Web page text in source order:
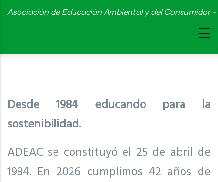
Skip
content
Asociación de Educación Ambiental y del Consumidor
Desde 1984 educando para la
sostenibilidad.
ADEAC se constituyó el 25 de abril de
1984. En 2026 cumplimos 42 años de